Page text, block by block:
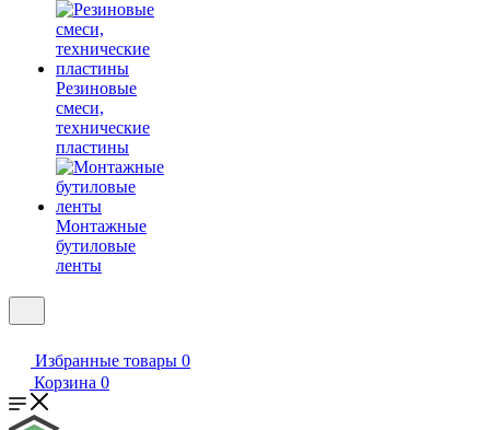
Резиновые
смеси,
технические
пластины
Монтажные
бутиловые
ленты
Избранные товары 0
Корзина 0